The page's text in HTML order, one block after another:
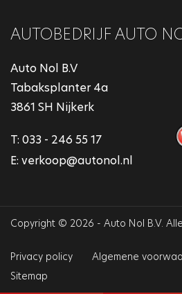
AUTOBEDRIJF AUTO
Auto Nol B.V
Tabaksplanter 4a
3861 SH Nijkerk
T: 033 - 246 55 17
E: verkoop@autonol.nl
Copyright © 2026 - Auto Nol B.V.
Privacy policy Algemene
Sitemap